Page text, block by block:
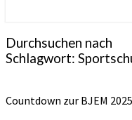
Durchsuchen nach
Schlagwort:
Countdown zur BJEM